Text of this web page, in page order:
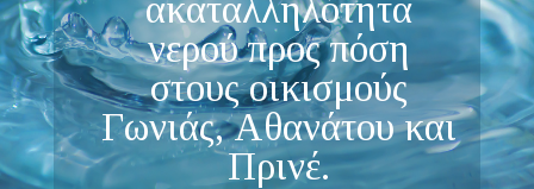
ακαταλληλότητα
νερού προς πόση
στους οικισμούς
Γωνιάς, Αθανάτου και
Πρινέ.